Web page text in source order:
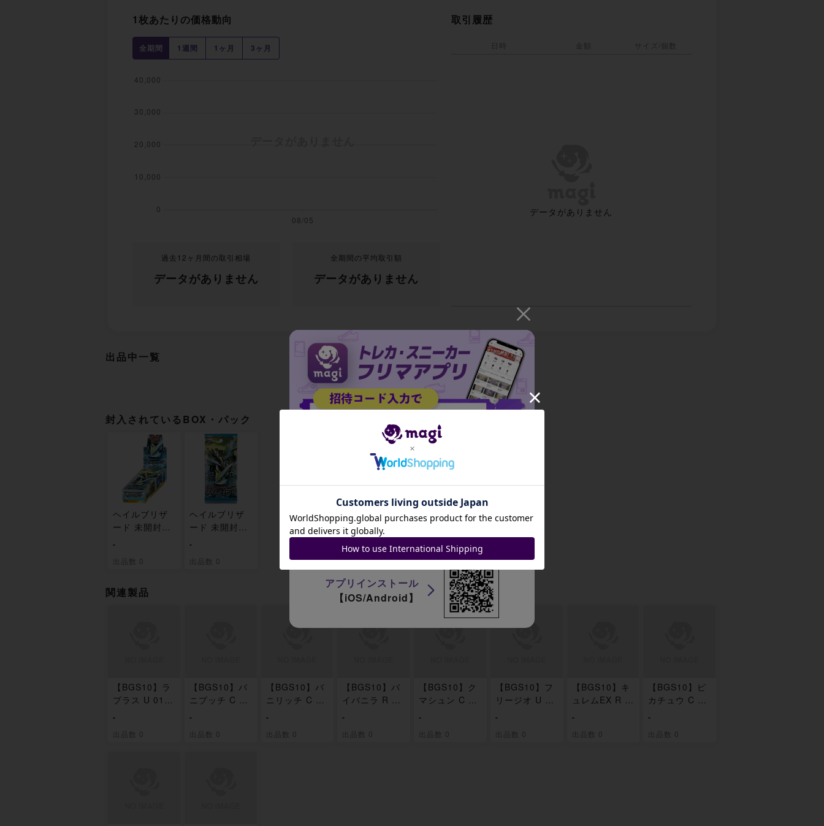
1枚あたりの価格動向
全期間 1週間 1ヶ月 3ヶ月
過去12ヶ月間の取引相場
データがありません
全期間の平均取引額
データがありません
取引履歴
日時 金額 サイズ/個数
データがありません
出品中一覧
出品がありません
封入されているBOX・パック
ヘイルブリザ
ード 未開封BO
-
出品数 0
ヘイルブリザ
ード 未開封パ
-
出品数 0
関連製品
【BGS10】ラ
プラス U 015/
-
出品数 0
【BGS10】バ
ニプッチ C 01
-
出品数 0
【BGS10】バ
ニリッチ C 01
-
出品数 0
【BGS10】バ
イバニラ R 01
-
出品数 0
【BGS10】ク
マシュン C 01
-
出品数 0
【BGS10】フ
リージオ U 02
-
出品数 0
【BGS10】キ
ュレムEX R 0
-
出品数 0
【BGS10】ピ
カチュウ C 02
-
出品数 0
招待コード
JA9XS8
アプリインストール
【iOS/Android】